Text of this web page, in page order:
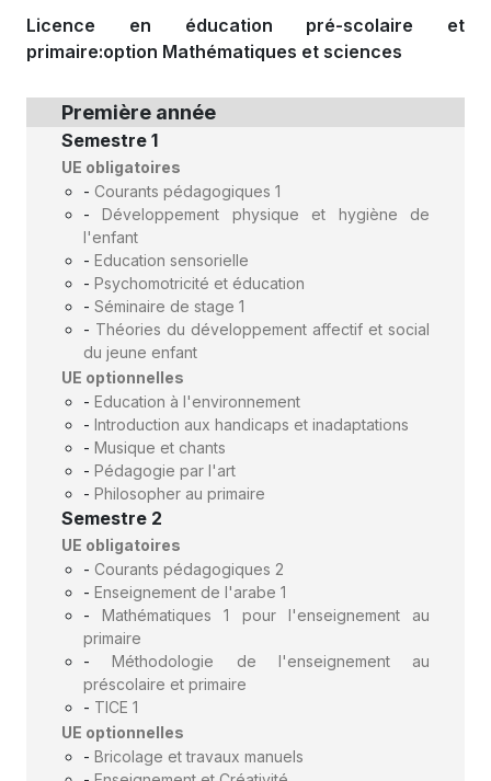
Licence en éducation pré-scolaire et
primaire:option Mathématiques et sciences
Première année
Semestre 1
UE obligatoires
- Courants pédagogiques 1
-Développement physique et hygiène de
l'enfant
- Education sensorielle
- Psychomotricité et éducation
- Séminaire de stage 1
- Théories du développement affectif et social
du jeune enfant
UE optionnelles
- Education à l'environnement
- Introduction aux handicaps et inadaptations
- Musique et chants
- Pédagogie par l'art
- Philosopher au primaire
Semestre 2
UE obligatoires
- Courants pédagogiques 2
- Enseignement de l'arabe 1
-Mathématiques 1 pour l'enseignement au
primaire
-Méthodologie de l'enseignement au
préscolaire et primaire
- TICE 1
UE optionnelles
- Bricolage et travaux manuels